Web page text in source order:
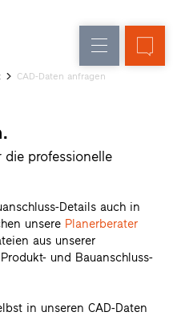
CAD-Daten anfragen
die professionelle
Details auch in
unsere Planerberater
aus unserer
und Bauanschluss-
in unseren CAD-Daten